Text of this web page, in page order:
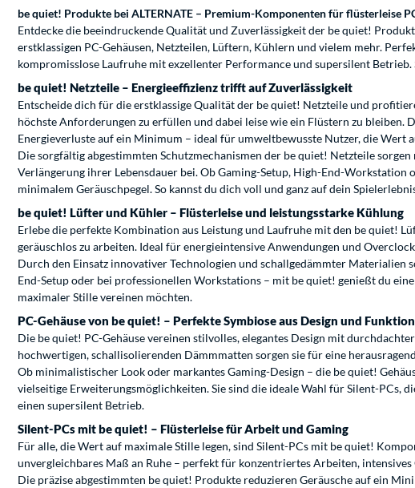
be quiet! Produkte bei ALTERNATE – Premium-Komponenten für flüsterleise
Entdecke die beeindruckende Qualität und Zuverlässigkeit der be quiet!
erstklassigen PC-Gehäusen, Netzteilen, Lüftern, Kühlern und vielem mehr.
kompromisslose Laufruhe mit exzellenter Performance und supersilent
be quiet! Netzteile – Energieeffizienz trifft auf Zuverlässigkeit
Entscheide dich für die erstklassige Qualität der be quiet! Netzteile und
höchste Anforderungen zu erfüllen und dabei leise wie ein Flüstern zu
Energieverluste auf ein Minimum – ideal für umweltbewusste Nutzer, die Wert
Die sorgfältig abgestimmten Schutzmechanismen der be quiet! Netzteile
Verlängerung ihrer Lebensdauer bei. Ob Gaming-Setup, High-End-
minimalem Geräuschpegel. So kannst du dich voll und ganz auf dein
be quiet! Lüfter und Kühler – Flüsterleise und leistungsstarke Kühlung
Erlebe die perfekte Kombination aus Leistung und Laufruhe mit den be quiet!
geräuschlos zu arbeiten. Ideal für energieintensive Anwendungen und
Durch den Einsatz innovativer Technologien und schallgedämmter
End-Setup oder bei professionellen Workstations – mit be quiet! genießt du
maximaler Stille vereinen möchten.
PC-Gehäuse von be quiet! – Perfekte Symbiose aus Design und
Die be quiet! PC-Gehäuse vereinen stilvolles, elegantes Design mit
hochwertigen, schallisolierenden Dämmmatten sorgen sie für eine
Ob minimalistischer Look oder markantes Gaming-Design – die be quiet!
vielseitige Erweiterungsmöglichkeiten. Sie sind die ideale Wahl für Silent-PCs,
einen supersilent Betrieb.
Silent-PCs mit be quiet! – Flüsterleise für Arbeit und Gaming
Für alle, die Wert auf maximale Stille legen, sind Silent-PCs mit be quiet!
unvergleichbares Maß an Ruhe – perfekt für konzentriertes Arbeiten,
Die präzise abgestimmten be quiet! Produkte reduzieren Geräusche auf ein